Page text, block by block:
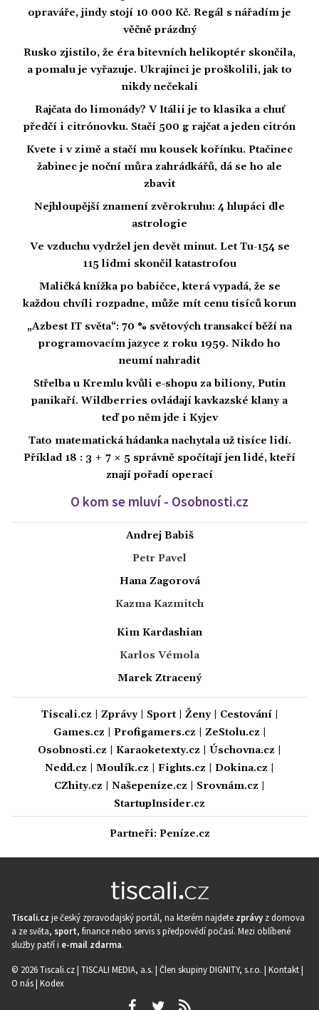
opraváře, jindy stojí 10 000 Kč. Regál s nářadím je
věčně prázdný
Rusko zjistilo, že éra bitevních helikoptér skončila,
a pomalu je vyřazuje. Ukrajinci je proškolili, jak to
nikdy nečekali
Rajčata do limonády? V Itálii je to klasika a chuť
předčí i citrónovku. Stačí 500 g rajčat a jeden citrón
Kvete i v zimě a stačí mu kousek kořínku. Ptačinec
žabinec je noční můra zahrádkářů, dá se ho ale
zbavit
Nejhloupější znamení zvěrokruhu: 4 hlupáci dle
astrologie
Ve vzduchu vydržel jen devět minut. Let Tu-154 se
115 lidmi skončil katastrofou
Maličká knížka po babičce, která vypadá, že se
každou chvíli rozpadne, může mít cenu tisíců korun
„Azbest IT světa“: 70 % světových transakcí běží na
programovacím jazyce z roku 1959. Nikdo ho
neumí nahradit
Střelba u Kremlu kvůli e-shopu za biliony, Putin
panikaří. Wildberries ovládají kavkazské klany a
teď po něm jde i Kyjev
Tato matematická hádanka nachytala už tisíce lidí.
Příklad 18 : 3 + 7 × 5 správně spočítají jen lidé, kteří
znají pořadí operací
O kom se mluví - Osobnosti.cz
Andrej Babiš
Petr Pavel
Hana Zagorová
Kazma Kazmitch
Kim Kardashian
Karlos Vémola
Marek Ztracený
Tiscali.cz Zprávy| Sport| Ženy| Cestování|
Games.cz
Profigamers.cz ZeStolu.cz
Osobnosti.cz
Karaoketexty.cz Úschovna.cz
Nedd.cz
Moulík.cz Fights.cz Dokina.cz
CZhity.cz
Našepeníze.cz Srovnám.cz
StartupInsider.cz
Partneři: Peníze.cz
Tiscali.cz je český zpravodajský portál, na kterém najdete zprávy z domova
a ze světa, sport, finance nebo servis s předpovědí počasí. Mezi oblíbené
služby patří i e-mail zdarma.
© 2026 Tiscali.cz | TISCALI MEDIA, a.s. | Člen skupiny DIGNITY, s.r.o. | Kontakt|
O nás| Kodex